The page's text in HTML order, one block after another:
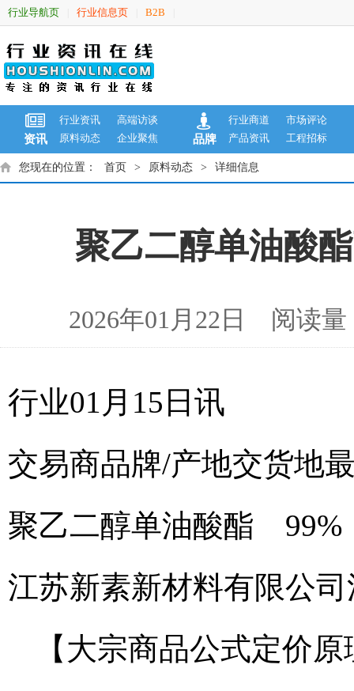
行业导航页 行业信息页 B2B
资讯
行业资讯
高端访谈
原料动态
企业聚焦 品牌
行业商道
市场评论
产品资讯
工程招标
您现在的位置： 首页 > 原料动态 > 详细信息
聚乙二醇单油酸
2026年01月22日 阅读
行业01月15日讯
交易商品牌/产地交货地
聚乙二醇单油酸酯 99%
江苏新素新材料有限公司
【大宗商品公式定价